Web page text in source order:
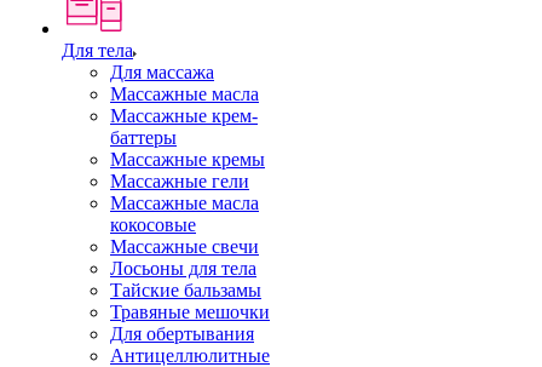
Для тела
Для массажа
Массажные масла
Массажные крем-
баттеры
Массажные кремы
Массажные гели
Массажные масла
кокосовые
Массажные свечи
Лосьоны для тела
Тайские бальзамы
Травяные мешочки
Для обертывания
Антицеллюлитные